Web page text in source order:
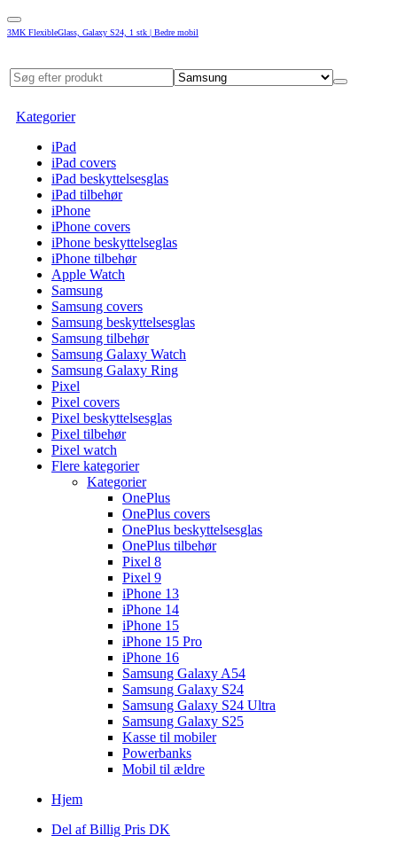
3MK FlexibleGlass, Galaxy S24, 1 stk | Bedre mobil
Kategorier
iPad
iPad covers
iPad beskyttelsesglas
iPad tilbehør
iPhone
iPhone covers
iPhone beskyttelseglas
iPhone tilbehør
Apple Watch
Samsung
Samsung covers
Samsung beskyttelsesglas
Samsung tilbehør
Samsung Galaxy Watch
Samsung Galaxy Ring
Pixel
Pixel covers
Pixel beskyttelsesglas
Pixel tilbehør
Pixel watch
Flere kategorier
Kategorier
OnePlus
OnePlus covers
OnePlus beskyttelsesglas
OnePlus tilbehør
Pixel 8
Pixel 9
iPhone 13
iPhone 14
iPhone 15
iPhone 15 Pro
iPhone 16
Samsung Galaxy A54
Samsung Galaxy S24
Samsung Galaxy S24 Ultra
Samsung Galaxy S25
Kasse til mobiler
Powerbanks
Mobil til ældre
Hjem
Del af Billig Pris DK